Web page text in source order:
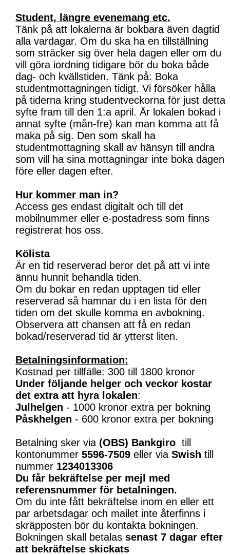
Student, längre evenemang etc.
Tänk på att lokalerna är bokbara även dagtid
alla vardagar. Om du ska ha en tillställning
som sträcker sig över hela dagen eller om du
vill göra iordning tidigare bör du boka både
dag- och kvällstiden. Tänk på: Boka
studentmottagningen tidigt. Vi försöker hålla
på tiderna kring studentveckorna för just detta
syfte fram till den 1:a april. Är lokalen bokad i
annat syfte (mån-fre) kan man komma att få
maka på sig. Den som skall ha
studentmottagning skall av hänsyn till andra
som vill ha sina mottagningar inte boka dagen
före eller dagen efter.
Hur kommer man in?
Access ges endast digitalt och till det
mobilnummer eller e-postadress som finns
registrerat hos oss.
Kölista
Är en tid reserverad beror det på att vi inte
ännu hunnit behandla tiden.
Om du bokar en redan upptagen tid eller
reserverad så hamnar du i en lista för den
tiden om det skulle komma en avbokning.
Observera att chansen att få en redan
bokad/reserverad tid är ytterst liten.
Betalningsinformation:
Kostnad per tillfälle: 300 till 1800 kronor
Under följande helger och veckor kostar
det extra att hyra lokalen:
Julhelgen - 1000 kronor extra per bokning
Påskhelgen - 600 kronor extra per bokning
Betalning sker via (OBS) Bankgiro till
kontonummer 5596-7509 eller via Swish till
nummer 1234013306
Du får bekräftelse per mejl med
referensnummer för betalningen.
Om du inte fått bekräftelse inom en eller ett
par arbetsdagar och mailet inte återfinns i
skräpposten bör du kontakta bokningen.
Bokningen skall betalas senast 7 dagar efter
att bekräftelse skickats